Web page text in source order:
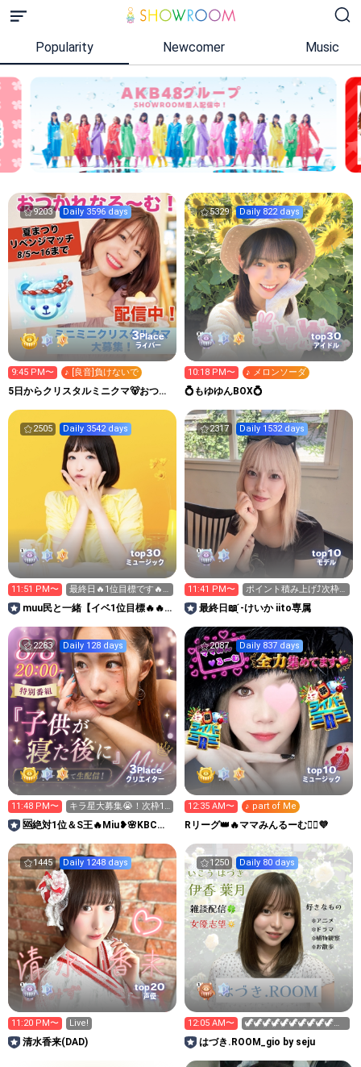
Popularity Newcomer Music
9203 Daily 3596 days
3Place
ライバー
9:45 PM〜 ♪ [良音]負けないで
5日からクリスタルミニクマ🐻おつか
5329 Daily 822 days
top30
アイドル
10:18 PM〜 ♪ メロンソーダ
💍もゆゆんBOX💍
2505 Daily 3542 days
top30
ミュージック
11:51 PM〜
最終日🔥1位目標です🔥
応援お願いします😭
muu民と一緒【イベ1位目標🔥🔥
2317 Daily 1532 days
top10
モデル
11:41 PM〜
ポイント積み上げ⤴️次枠
10:30-
最終日📖 ̖́-けいか iito専属
2283 Daily 128 days
3Place
クリエイター
11:48 PM〜
キラ星大募集😭！次枠12
時30分
🆘絶対1位＆S王🔥Miu❥🌸KBCラ
2087 Daily 837 days
top10
ミュージック
12:35 AM〜 ♪ part of Me
Rリーグ👑🔥ママみんるーむ💁‍♀️💜
1445 Daily 1248 days
top20
声優
11:20 PM〜 Live!
清水香来(DAD)
1250 Daily 80 days
12:05 AM〜
🦖🦖🦖🦖🦖🦖🦖🦖🦖🦖🦖
🦖🦖🦖🦖🦖🦖🦖🦖🦖🦖🦖
🦖🦖
はづき.ROOM_gio by seju